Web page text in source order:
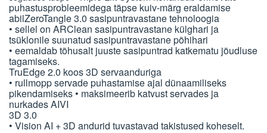
puhastusprobleemidega täpse kuiv-märg eraldamise
abilZeroTangle 3.0 sasipuntravastane tehnoloogia
• sellel on ARClean sasipuntravastane külghari ja
tsüklonile suunatud sasipuntravastane põhihari
• eemaldab tõhusalt juuste sasipuntrad katkematu jõudluse
tagamiseks.
TruEdge 2.0 koos 3D servaanduriga
• rullmopp servade puhastamise ajal dünaamiliseks
pikendamiseks • maksimeerib katvust servades ja
nurkades AIVI
3D 3.0
• Vision AI + 3D andurid tuvastavad takistused koheselt.